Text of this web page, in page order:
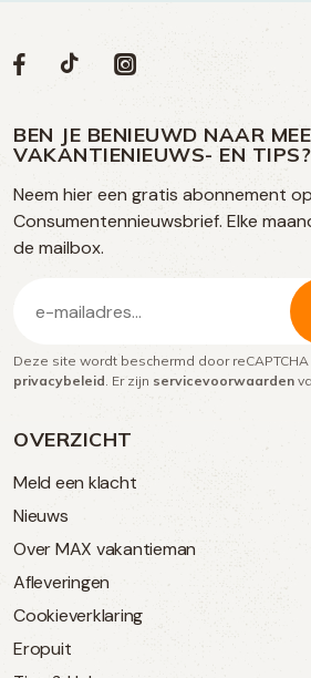
OVERZICHT
Meld een klacht
Nieuws
Over MAX vakantieman
Afleveringen
Cookieverklaring
Eropuit
Volg
op
social
media
Social
Volg
op
Facebook
Volg
op
TikTok
Volg
op
Instagram
BEN JE BENIEUWD NAAR
VAKANTIENIEUWS- EN TIPS?
Neem hier een gratis abonnement
Consumentennieuwsbrief. Elke
de mailbox.
mailadres
(Vereist)
Deze site wordt beschermd door
privacybeleid . Er zijn servicevoorwaarden